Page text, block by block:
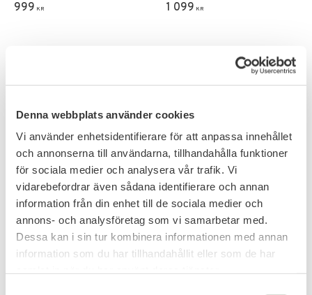
Denna webbplats använder cookies
Vi använder enhetsidentifierare för att anpassa innehållet
och annonserna till användarna, tillhandahålla funktioner
för sociala medier och analysera vår trafik. Vi
vidarebefordrar även sådana identifierare och annan
information från din enhet till de sociala medier och
annons- och analysföretag som vi samarbetar med.
Dessa kan i sin tur kombinera informationen med annan
information som du har tillhandahållit eller som de har
999 KR 1 099 KR
Lägg till i favoriter
TEESAR US N3B Flight
Lägg till i favoriter
TEESAR US BDU